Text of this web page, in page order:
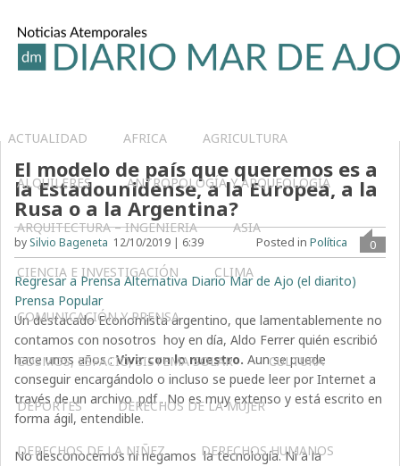
ACTUALIDAD AFRICA AGRICULTURA
ALQUILERES ANTROPOLOGÍA Y ARQUEOLOGÍA
ARQUITECTURA – INGENIERIA ASIA
CIENCIA E INVESTIGACIÓN CLIMA
COMUNICACIÓN Y PRENSA
COSMOS, ESPACIO, SISTEMA SOLAR CULTURA
DEPORTES DERECHOS DE LA MUJER
DERECHOS DE LA NIÑEZ DERECHOS HUMANOS
El modelo de país que queremos es a
la Estadounidense, a la Europea, a la
Rusa o a la Argentina?
by Silvio Bageneta 12/10/2019 | 6:39 0
Posted in Política
Regresar a Prensa Alternativa Diario Mar de Ajo (el diarito)
Prensa Popular
Un destacado Economista argentino, que lamentablemente no
contamos con nosotros hoy en día, Aldo Ferrer quién escribió
hace unos años :Vivir con lo nuestro.Aun se puede
conseguir encargándolo o incluso se puede leer por Internet a
través de un archivo .pdf . No es muy extenso y está escrito en
forma ágil, entendible.
No desconocemos ni negamos la tecnología. Ni a la